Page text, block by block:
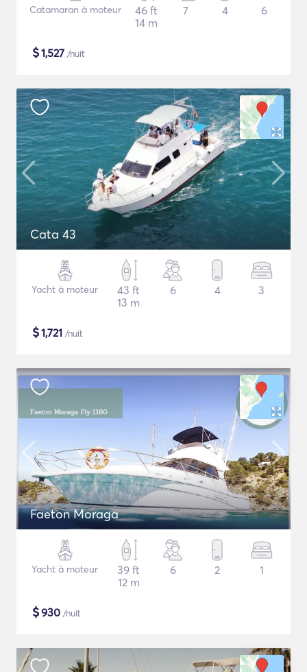
Catamaran à moteur
46 ft
14 m
7 4 6
$1,527 /nuit
Cata 43
Yacht à moteur
43 ft
13 m
6 4 3
$1,721 /nuit
Faeton Moraga
Yacht à moteur
39 ft
12 m
6 2 1
$930 /nuit